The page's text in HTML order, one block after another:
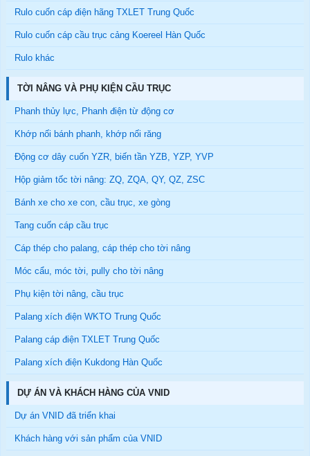
Rulo cuốn cáp điện hãng TXLET Trung Quốc
Rulo cuốn cáp cầu trục cảng Koereel Hàn Quốc
Rulo khác
TỜI NÂNG VÀ PHỤ KIỆN CẦU TRỤC
Phanh thủy lực, Phanh điện từ động cơ
Khớp nối bánh phanh, khớp nối răng
Động cơ dây cuốn YZR, biến tần YZB, YZP, YVP
Hộp giảm tốc tời nâng: ZQ, ZQA, QY, QZ, ZSC
Bánh xe cho xe con, cầu trục, xe gòng
Tang cuốn cáp cầu trục
Cáp thép cho palang, cáp thép cho tời nâng
Móc cẩu, móc tời, pully cho tời nâng
Phụ kiện tời nâng, cầu trục
Palang xích điện WKTO Trung Quốc
Palang cáp điện TXLET Trung Quốc
Palang xích điện Kukdong Hàn Quốc
DỰ ÁN VÀ KHÁCH HÀNG CỦA VNID
Dự án VNID đã triển khai
Khách hàng với sản phẩm của VNID